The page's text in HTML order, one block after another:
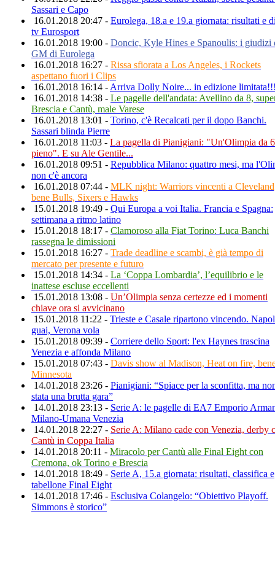
Sassari e Capo
16.01.2018 20:47 - Eurolega, 18.a e 19.a giornata: risultati e
tv Eurosport
16.01.2018 19:00 - Doncic, Kyle Hines e Spanoulis: i giudizi
GM di Eurolega
16.01.2018 16:27 - Rissa sfiorata a Los Angeles, i Rockets
aspettano fuori i Clips
16.01.2018 16:14 - Arriva Dolly Noire... in edizione
16.01.2018 14:38 - Le pagelle dell'andata: Avellino da 8,
Brescia e Cantù, male Varese
16.01.2018 13:01 - Torino, c'è Recalcati per il dopo Banchi.
Sassari blinda Pierre
16.01.2018 11:03 - La pagella di Pianigiani: "Un'Olimpia da 6
pieno". E su Ale Gentile...
16.01.2018 09:51 - Repubblica Milano: quattro mesi, ma
non c'è ancora
16.01.2018 07:44 - MLK night: Warriors vincenti a
bene Bulls, Sixers e Hawks
15.01.2018 19:49 - Qui Europa a voi Italia. Francia e Spagna:
settimana a ritmo latino
15.01.2018 18:17 - Clamoroso alla Fiat Torino: Luca Banchi
rassegna le dimissioni
15.01.2018 16:27 - Trade deadline e scambi, è già tempo di
mercato per presente e futuro
15.01.2018 14:34 - La ‘Coppa Lombardia’, l’equilibrio e le
inattese escluse eccellenti
15.01.2018 13:08 - Un’Olimpia senza certezze ed i momenti
chiave ora si avvicinano
15.01.2018 11:22 - Trieste e Casale ripartono vincendo.
guai, Verona vola
15.01.2018 09:39 - Corriere dello Sport: l'ex Haynes trascina
Venezia e affonda Milano
15.01.2018 07:43 - Davis show al Madison, Heat on fire,
Minnesota
14.01.2018 23:26 - Pianigiani: “Spiace per la sconfitta, ma
stata una brutta gara”
14.01.2018 23:13 - Serie A: le pagelle di EA7 Emporio
Milano-Umana Venezia
14.01.2018 22:27 - Serie A: Milano cade con Venezia, derby
Cantù in Coppa Italia
14.01.2018 20:11 - Miracolo per Cantù alle Final Eight con
Cremona, ok Torino e Brescia
14.01.2018 18:49 - Serie A, 15.a giornata: risultati, classifica e
tabellone Final Eight
14.01.2018 17:46 - Esclusiva Colangelo: “Obiettivo Playoff.
Simmons è storico”